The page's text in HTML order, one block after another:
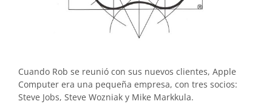
Cuando Rob se reunió con sus nuevos clientes, Apple
Computer era una pequeña empresa, con tres socios:
Steve Jobs, Steve Wozniak y Mike Markkula.